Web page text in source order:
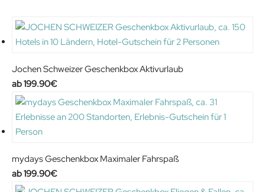
Jochen Schweizer Geschenkbox Aktivurlaub
199.90€
mydays Geschenkbox Maximaler Fahrspaß
199.90€